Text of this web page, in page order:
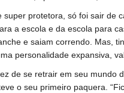
protetora, só foi sair de
a escola e da escola para
e saiam correndo. Mas,
personalidade expansiva,
de se retrair em seu mundo
o seu primeiro paquera.